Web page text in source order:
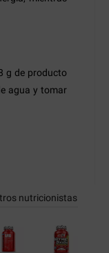
g de producto
agua y tomar
nutricionistas